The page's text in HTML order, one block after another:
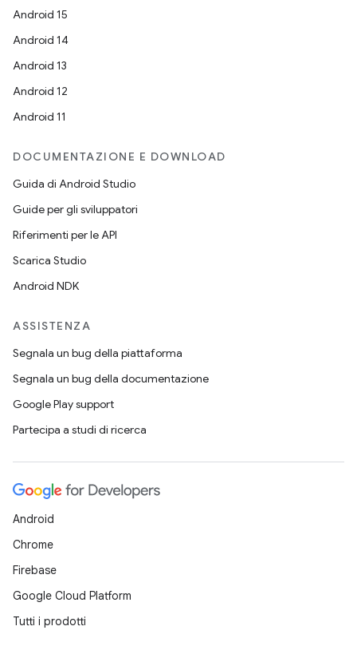
Android 15
Android 14
Android 13
Android 12
Android 11
DOCUMENTAZIONE E DOWNLOAD
Guida di Android Studio
Guide per gli sviluppatori
Riferimenti per le API
Scarica Studio
Android NDK
ASSISTENZA
Segnala un bug della piattaforma
Segnala un bug della documentazione
Google Play support
Partecipa a studi di ricerca
Android
Chrome
Firebase
Google Cloud Platform
Tutti i prodotti